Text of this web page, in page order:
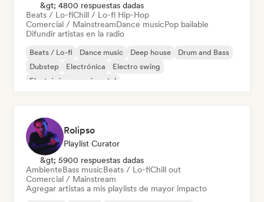
&gt; 4800 respuestas dadas
Beats / Lo-fiChill / Lo-fi Hip-Hop
Comercial / MainstreamDance musicPop bailable
Difundir artistas en la radio
Beats / Lo-fi Dance music Deep house
Drum and Bass
Dubstep
Electrónica
Electro swing
Electrónica experimental
Rolipso
Playlist Curator
&gt; 5900 respuestas dadas
AmbienteBass musicBeats / Lo-fiChill out
Comercial / Mainstream
Agregar artistas a mis playlists de mayor impacto